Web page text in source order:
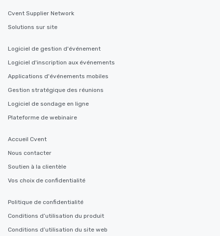
Cvent Supplier Network
Solutions sur site
Logiciel de gestion d'événement
Logiciel d'inscription aux événements
Applications d'événements mobiles
Gestion stratégique des réunions
Logiciel de sondage en ligne
Plateforme de webinaire
Accueil Cvent
Nous contacter
Soutien à la clientèle
Vos choix de confidentialité
Politique de confidentialité
Conditions d’utilisation du produit
Conditions d’utilisation du site web